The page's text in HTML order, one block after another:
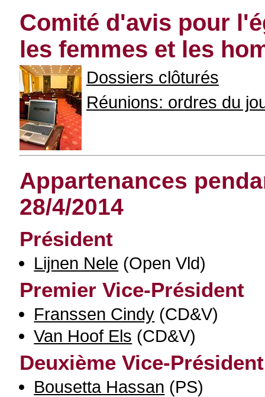
Comité d'avis pour
les femmes et les
Dossiers clôturés
Réunions: ordres du
Appartenances
28/4/2014
Président
Lijnen Nele (Open Vld)
Premier Vice-Président
Franssen Cindy (CD&V)
Van Hoof Els (CD&V)
Deuxième Vice-Président
Bousetta Hassan (PS)